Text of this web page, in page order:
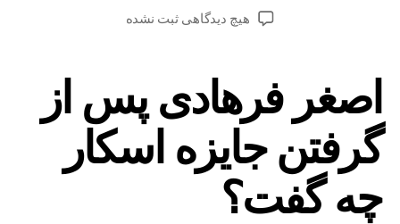
نوشته
هیچ دیدگاهیبرای
از
گرفتن
اسکار
ثبت نشده
اصغر فرهادی پس از
گرفتن جایزه اسکار
چه گفت؟